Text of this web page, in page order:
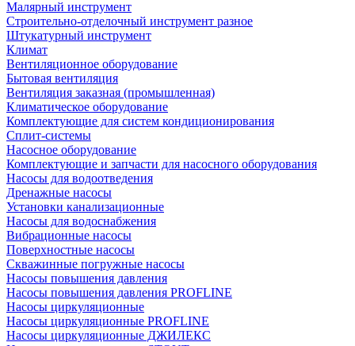
Малярный инструмент
Строительно-отделочный инструмент разное
Штукатурный инструмент
Климат
Вентиляционное оборудование
Бытовая вентиляция
Вентиляция заказная (промышленная)
Климатическое оборудование
Комплектующие для систем кондиционирования
Сплит-системы
Насосное оборудование
Комплектующие и запчасти для насосного оборудования
Насосы для водоотведения
Дренажные насосы
Установки канализационные
Насосы для водоснабжения
Вибрационные насосы
Поверхностные насосы
Скважинные погружные насосы
Насосы повышения давления
Насосы повышения давления PROFLINE
Насосы циркуляционные
Насосы циркуляционные PROFLINE
Насосы циркуляционные ДЖИЛЕКС